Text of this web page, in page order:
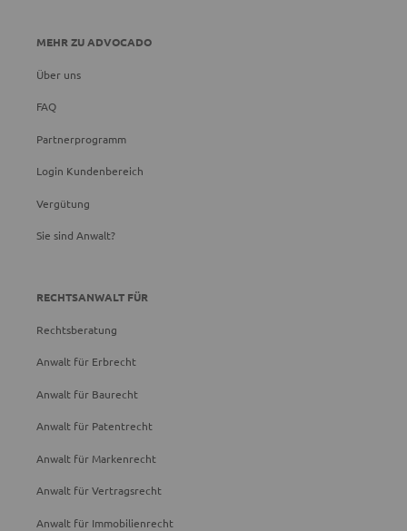
MEHR ZU ADVOCADO
Über uns
FAQ
Partnerprogramm
Login Kundenbereich
Vergütung
Sie sind Anwalt?
RECHTSANWALT FÜR
Rechtsberatung
Anwalt für Erbrecht
Anwalt für Baurecht
Anwalt für Patentrecht
Anwalt für Markenrecht
Anwalt für Vertragsrecht
Anwalt für Immobilienrecht